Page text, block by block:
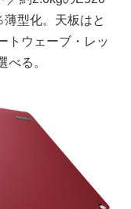
型化。天板はと
トウェーブ・レッ
べる。